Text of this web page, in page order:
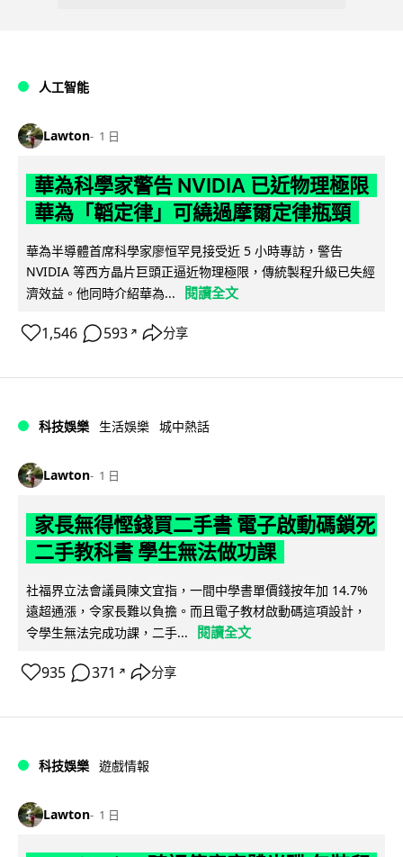
人工智能
Lawton 1 日
華為科學家警告 NVIDIA 已近物理極限
華為「韜定律」可繞過摩爾定律瓶頸
華為半導體首席科學家廖恒罕見接受近 5 小時專訪，警告
NVIDIA 等西方晶片巨頭正逼近物理極限，傳統製程升級已失經
濟效益。他同時介紹華為...
閱讀全文
1,546 593 ↗ 分享
科技娛樂 生活娛樂 城中熱話
Lawton 1 日
家長無得慳錢買二手書 電子啟動碼鎖死
二手教科書 學生無法做功課
社福界立法會議員陳文宜指，一間中學書單價錢按年加 14.7%
遠超通漲，令家長難以負擔。而且電子教材啟動碼這項設計，
令學生無法完成功課，二手...
閱讀全文
935 371 ↗ 分享
科技娛樂 遊戲情報
Lawton 1 日